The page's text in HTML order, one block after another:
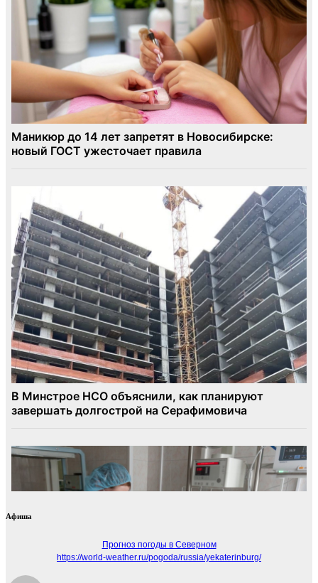
Афиша
Прогноз погоды в Северном
https://world-weather.ru/pogoda/russia/yekaterinburg/